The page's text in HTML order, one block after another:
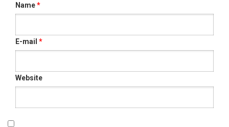
Name*
E-mail *
Website